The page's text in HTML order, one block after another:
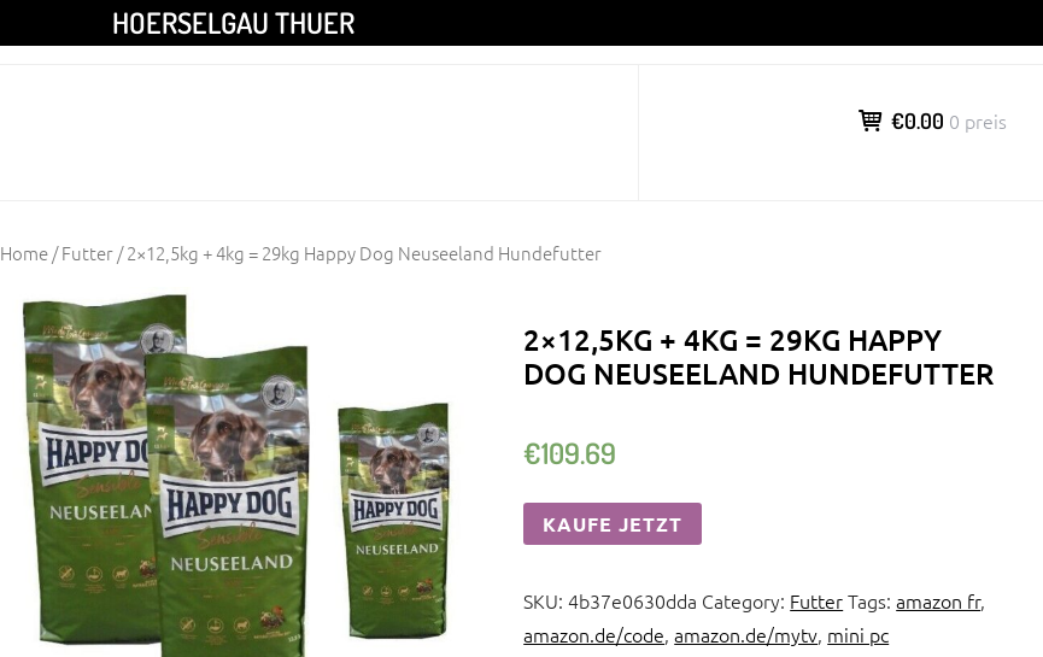
HOERSELGAU THUER
€0.00 0 preis
Home/Futter/ 2×12,5kg + 4kg = 29kg Happy Dog Neuseeland Hundefutter
2×12,5KG + 4KG = 29KG HAPPY
DOG NEUSEELAND HUNDEFUTTER
€109.69
KAUFE JETZT
SKU:4b37e0630dda Category: FutterTags:amazon fr,
amazon.de/code,amazon.de/mytv, mini pc